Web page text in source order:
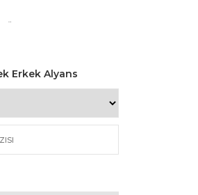
Ücret ile Hareket
Erkek Alyans